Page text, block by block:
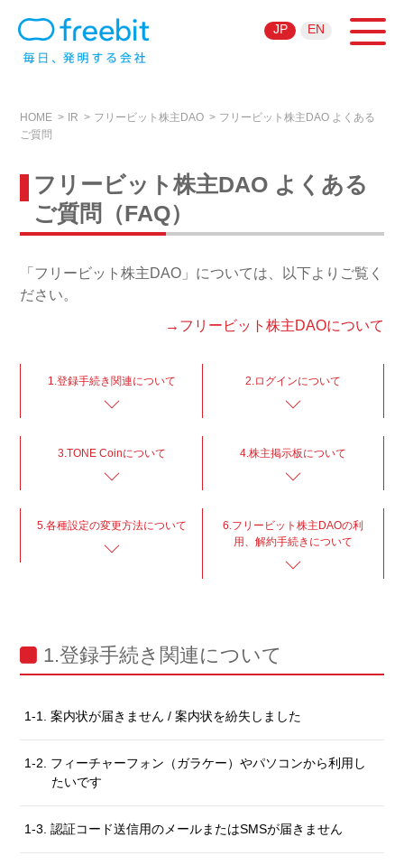
JP EN
HOME IR フリービット株主DAO
フリービット株主DAO よくある
ご質問
フリービット株主DAO よくある
ご質問（FAQ）
「フリービット株主DAO」については、以下よりご覧く
ださい。
→フリービット株主DAOについて
1.登録手続き関連について 2.ログインについて
3.TONE Coinについて 4.株主掲示板について
5.各種設定の変更方法について
6.フリービット株主DAOの利
用、解約手続きについて
1.登録手続き関連について
1-1. 案内状が届きません / 案内状を紛失しました
1-2. フィーチャーフォン（ガラケー）やパソコンから利用し
たいです
1-3. 認証コード送信用のメールまたはSMSが届きません